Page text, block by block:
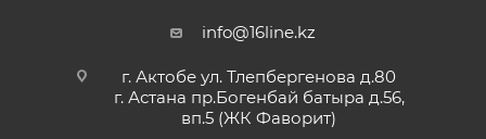
info@16line.kz
г. Актобе ул. Тлепбергенова д.80
г. Астана пр.Богенбай батыра д.56,
вп.5 (ЖК Фаворит)